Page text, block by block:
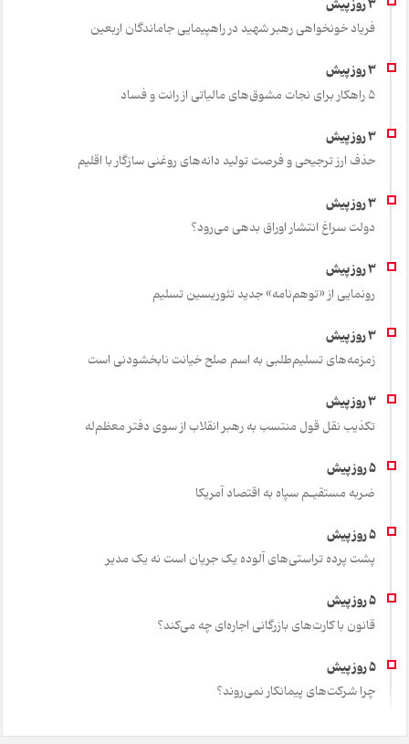
فریاد خونخواهی رهبر شهید در راهپیمایی جاماندگان اربعین
۵ راهکار برای نجات مشوق‌های مالیاتی از رانت و فساد
حذف ارز ترجیحی و فرصت تولید دانه‌های روغنی سازگار با اقلیم
دولت سراغ انتشار اوراق بدهی می‌رود؟
رونمایی از «توهم‌نامه» جدید تئور‌یسین تسلیم
زمزمه‌های تسلیم‌طلبی به اسم صلح خیانت نابخشودنی است
تکذیب نقل قول منتسب به رهبر انقلاب از سوی دفتر معظم‌له
ضربه مستقیـم سپاه به اقتصاد آمر‌یکا
پشت پرده تراستی‌های آلوده یک جریان است نه یک مدیر
قانون با کارت‌های بازرگانی اجاره‌ای چه می‌کند؟
چرا شرکت‌های پیمانکار نمی‌روند؟